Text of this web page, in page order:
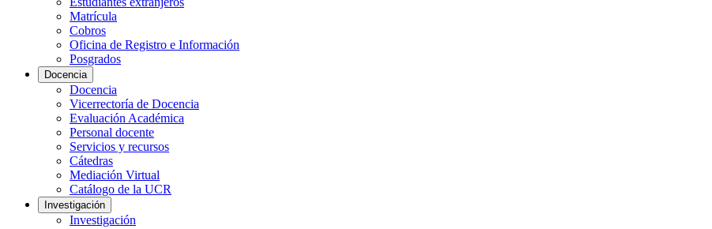
Matrícula
Cobros
Oficina de Registro e Información
Posgrados
Docencia
Docencia
Vicerrectoría de Docencia
Evaluación Académica
Personal docente
Servicios y recursos
Cátedras
Mediación Virtual
Catálogo de la UCR
Investigación
Investigación